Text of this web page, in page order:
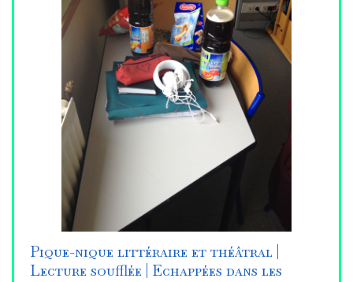
Pique-nique littéraire et théâtral |
Lecture soufflée | Echappées dans les